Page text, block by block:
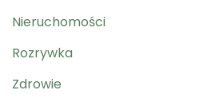
Nieruchomości
Rozrywka
Zdrowie